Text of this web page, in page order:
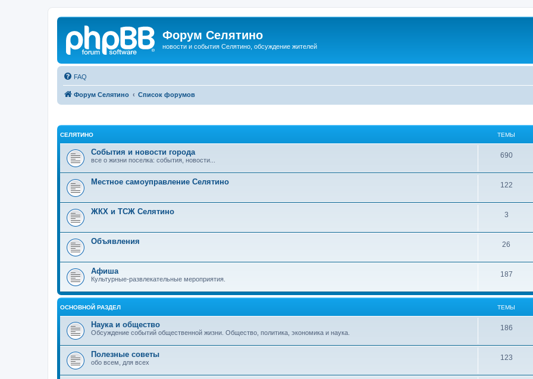
Форум Селятино
новости и события Селятино, обсуждение жителей
FAQ
Форум Селятино Список форумов
СЕЛЯТИНО ТЕМЫ
События и новости города
все о жизни поселка: события, новости...
690
Местное самоуправление Селятино 122
ЖКХ и ТСЖ Селятино 3
Объявления 26
Афиша
Культурные-развлекательные мероприятия.
187
ОСНОВНОЙ РАЗДЕЛ ТЕМЫ
Наука и общество
Обсуждение событий общественной жизни. Общество, политика, экономика и наука.
186
Полезные советы
обо всем, для всех
123